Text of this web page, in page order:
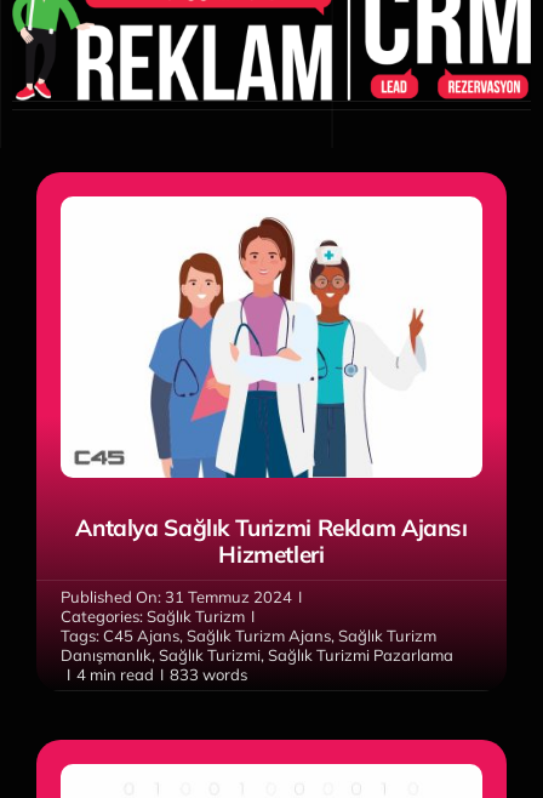
Antalya Sağlık Turizmi Reklam Ajansı
Hizmetleri
Published On: 31 Temmuz 2024 I
Categories:Sağlık Turizm I
Tags:C45 Ajans, Sağlık Turizm Ajans, Sağlık Turizm
Danışmanlık, Sağlık Turizmi, Sağlık Turizmi Pazarlama
I 4 min read I 833 words